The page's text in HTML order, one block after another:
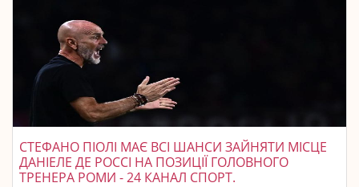
СТЕФАНО ПІОЛІ МАЄ ВСІ ШАНСИ ЗАЙНЯТИ МІСЦЕ
ДАНІЕЛЕ ДЕ РОССІ НА ПОЗИЦІЇ ГОЛОВНОГО
ТРЕНЕРА РОМИ - 24 КАНАЛ СПОРТ.